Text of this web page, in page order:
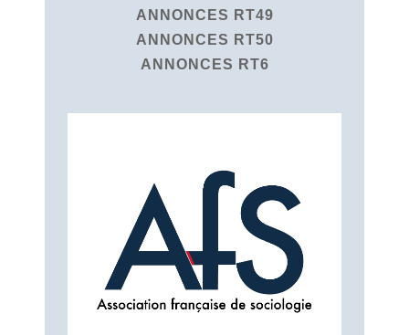
ANNONCES RT49
ANNONCES RT50
ANNONCES RT6